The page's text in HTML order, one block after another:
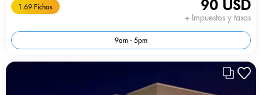
1.69 Fichas 90 USD
+ Impuestos y tasas
9am - 5pm